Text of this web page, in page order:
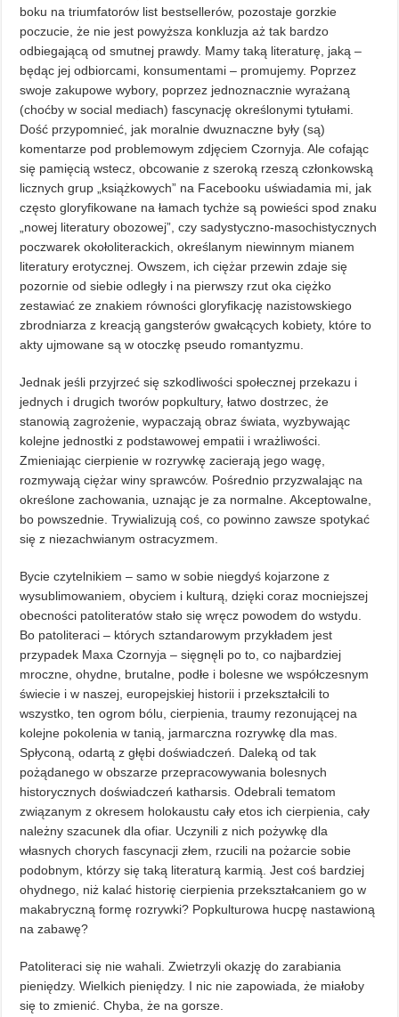
boku na triumfatorów list bestsellerów, pozostaje gorzkie
poczucie, że nie jest powyższa konkluzja aż tak bardzo
odbiegającą od smutnej prawdy. Mamy taką literaturę, jaką –
będąc jej odbiorcami, konsumentami – promujemy. Poprzez
swoje zakupowe wybory, poprzez jednoznacznie wyrażaną
(choćby w social mediach) fascynację określonymi tytułami.
Dość przypomnieć, jak moralnie dwuznaczne były (są)
komentarze pod problemowym zdjęciem Czornyja. Ale cofając
się pamięcią wstecz, obcowanie z szeroką rzeszą członkowską
licznych grup „książkowych” na Facebooku uświadamia mi, jak
często gloryfikowane na łamach tychże są powieści spod znaku
„nowej literatury obozowej”, czy sadystyczno-masochistycznych
poczwarek okołoliterackich, określanym niewinnym mianem
literatury erotycznej. Owszem, ich ciężar przewin zdaje się
pozornie od siebie odległy i na pierwszy rzut oka ciężko
zestawiać ze znakiem równości gloryfikację nazistowskiego
zbrodniarza z kreacją gangsterów gwałcących kobiety, które to
akty ujmowane są w otoczkę pseudo romantyzmu.
Jednak jeśli przyjrzeć się szkodliwości społecznej przekazu i
jednych i drugich tworów popkultury, łatwo dostrzec, że
stanowią zagrożenie, wypaczają obraz świata, wyzbywając
kolejne jednostki z podstawowej empatii i wrażliwości.
Zmieniając cierpienie w rozrywkę zacierają jego wagę,
rozmywają ciężar winy sprawców. Pośrednio przyzwalając na
określone zachowania, uznając je za normalne. Akceptowalne,
bo powszednie. Trywializują coś, co powinno zawsze spotykać
się z niezachwianym ostracyzmem.
Bycie czytelnikiem – samo w sobie niegdyś kojarzone z
wysublimowaniem, obyciem i kulturą, dzięki coraz mocniejszej
obecności patoliteratów stało się wręcz powodem do wstydu.
Bo patoliteraci – których sztandarowym przykładem jest
przypadek Maxa Czornyja – sięgnęli po to, co najbardziej
mroczne, ohydne, brutalne, podłe i bolesne we współczesnym
świecie i w naszej, europejskiej historii i przekształcili to
wszystko, ten ogrom bólu, cierpienia, traumy rezonującej na
kolejne pokolenia w tanią, jarmarczna rozrywkę dla mas.
Spłyconą, odartą z głębi doświadczeń. Daleką od tak
pożądanego w obszarze przepracowywania bolesnych
historycznych doświadczeń katharsis. Odebrali tematom
związanym z okresem holokaustu cały etos ich cierpienia, cały
należny szacunek dla ofiar. Uczynili z nich pożywkę dla
własnych chorych fascynacji złem, rzucili na pożarcie sobie
podobnym, którzy się taką literaturą karmią. Jest coś bardziej
ohydnego, niż kalać historię cierpienia przekształcaniem go w
makabryczną formę rozrywki? Popkulturowa hucpę nastawioną
na zabawę?
Patoliteraci się nie wahali. Zwietrzyli okazję do zarabiania
pieniędzy. Wielkich pieniędzy. I nic nie zapowiada, że miałoby
się to zmienić. Chyba, że na gorsze.